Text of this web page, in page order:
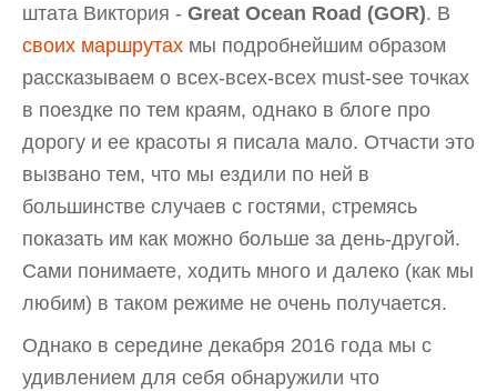
штата Виктория - Great Ocean Road (GOR). В
своих маршрутах мы подробнейшим образом
рассказываем о всех-всех-всех must-see точках
в поездке по тем краям, однако в блоге про
дорогу и ее красоты я писала мало. Отчасти это
вызвано тем, что мы ездили по ней в
большинстве случаев с гостями, стремясь
показать им как можно больше за день-другой.
Сами понимаете, ходить много и далеко (как мы
любим) в таком режиме не очень получается.
Однако в середине декабря 2016 года мы с
удивлением для себя обнаружили что